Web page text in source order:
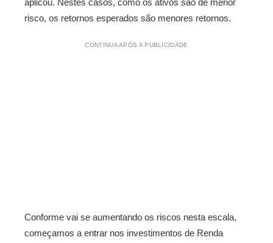
aplicou. Nestes casos, como os ativos são de menor
risco, os retornos esperados são menores retornos.
CONTINUA APÓS A PUBLICIDADE
Conforme vai se aumentando os riscos nesta escala,
começamos a entrar nos investimentos de Renda